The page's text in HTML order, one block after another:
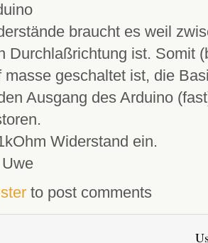
braucht es weil
Durchlaßrichtung ist. Somit
masse geschaltet ist, die
Ausgang des Arduino
Widerstand ein.
to post comments